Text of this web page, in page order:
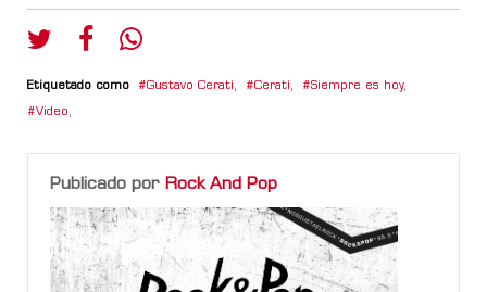
Etiquetado como Gustavo Cerati, Cerati, Siempre es hoy,
Video,
Publicado por Rock And Pop